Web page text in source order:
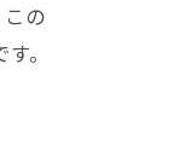
の
。